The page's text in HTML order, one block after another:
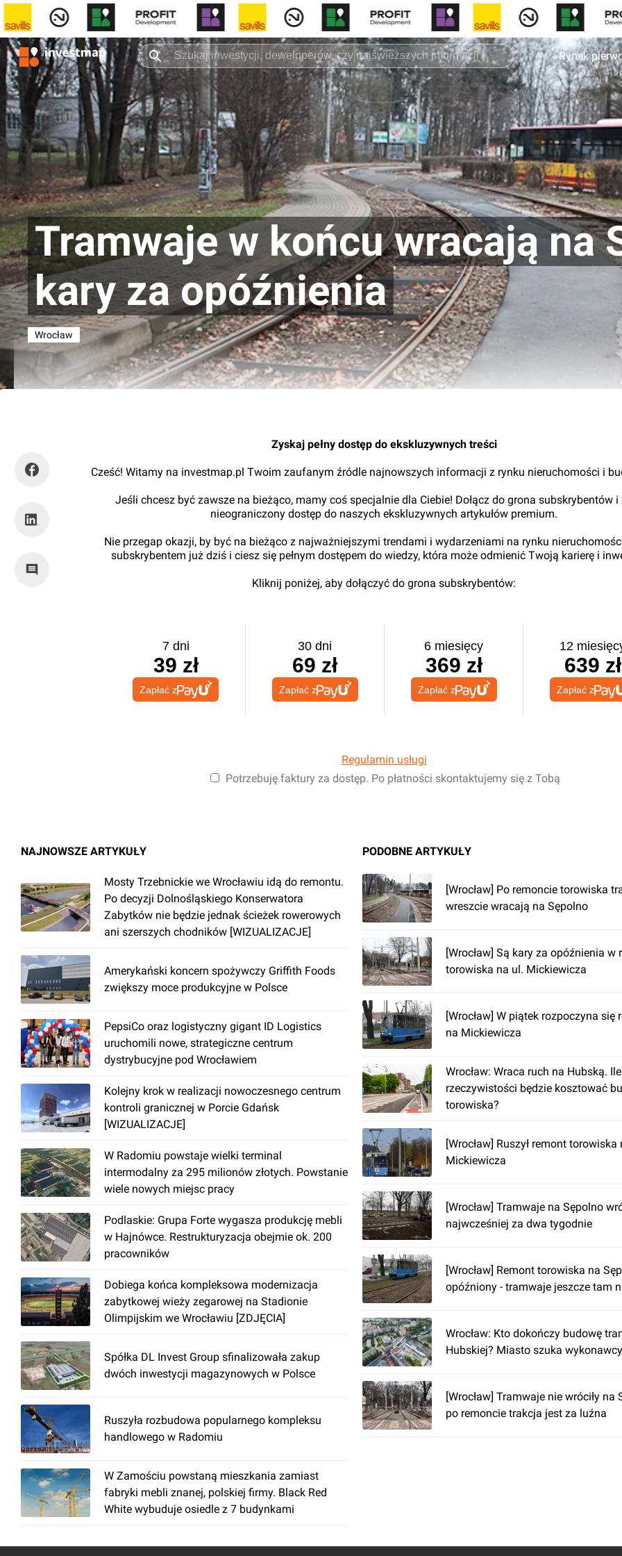
Rynek
Tramwaje w końcu wracają na
kary za opóźnienia
Wrocław
Zyskaj pełny dostęp do ekskluzywnych treści
Cześć! Witamy na investmap.pl Twoim zaufanym źródle najnowszych informacji z rynku nieruchomości i
Jeśli chcesz być zawsze na bieżąco, mamy coś specjalnie dla Ciebie! Dołącz do grona subskrybentów i
nieograniczony dostęp do naszych ekskluzywnych artykułów premium.
Nie przegap okazji, by być na bieżąco z najważniejszymi trendami i wydarzeniami na rynku
subskrybentem już dziś i ciesz się pełnym dostępem do wiedzy, która może odmienić Twoją karierę i
Kliknij poniżej, aby dołączyć do grona subskrybentów:
7 dni
39 zł
Zapłać z
30 dni
69 zł
Zapłać z
6 miesięcy
369 zł
Zapłać z
12
639 zł
Zapłać z
Regulamin usługi
Potrzebuję faktury za dostęp. Po płatności skontaktujemy się z Tobą
NAJNOWSZE ARTYKUŁY
Mosty Trzebnickie we Wrocławiu idą do remontu.
Po decyzji Dolnośląskiego Konserwatora
Zabytków nie będzie jednak ścieżek rowerowych
ani szerszych chodników [WIZUALIZACJE]
Amerykański koncern spożywczy Griffith Foods
zwiększy moce produkcyjne w Polsce
PepsiCo oraz logistyczny gigant ID Logistics
uruchomili nowe, strategiczne centrum
dystrybucyjne pod Wrocławiem
Kolejny krok w realizacji nowoczesnego centrum
kontroli granicznej w Porcie Gdańsk
[WIZUALIZACJE]
W Radomiu powstaje wielki terminal
intermodalny za 295 milionów złotych. Powstanie
wiele nowych miejsc pracy
Podlaskie: Grupa Forte wygasza produkcję mebli
w Hajnówce. Restrukturyzacja obejmie ok. 200
pracowników
Dobiega końca kompleksowa modernizacja
zabytkowej wieży zegarowej na Stadionie
Olimpijskim we Wrocławiu [ZDJĘCIA]
Spółka DL Invest Group sfinalizowała zakup
dwóch inwestycji magazynowych w Polsce
Ruszyła rozbudowa popularnego kompleksu
handlowego w Radomiu
W Zamościu powstaną mieszkania zamiast
fabryki mebli znanej, polskiej firmy. Black Red
White wybuduje osiedle z 7 budynkami
PODOBNE ARTYKUŁY
[Wrocław] Po remoncie torowiska
wreszcie wracają na Sępolno
[Wrocław] Są kary za opóźnienia w
torowiska na ul. Mickiewicza
[Wrocław] W piątek rozpoczyna się
na Mickiewicza
Wrocław: Wraca ruch na Hubską.
rzeczywistości będzie kosztować
torowiska?
[Wrocław] Ruszył remont torowiska
Mickiewicza
[Wrocław] Tramwaje na Sępolno
najwcześniej za dwa tygodnie
[Wrocław] Remont torowiska na
opóźniony - tramwaje jeszcze tam
Wrocław: Kto dokończy budowę
Hubskiej? Miasto szuka wykonawcy
[Wrocław] Tramwaje nie wróciły na
po remoncie trakcja jest za luźna